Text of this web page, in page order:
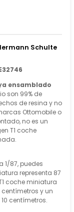
Schulte
ensamblado
son 99% de
de resina y no
Ottomobile o
no es un
T1 coche
1/87, puedes
representa 87
coche miniatura
centímetros y un
centímetros.